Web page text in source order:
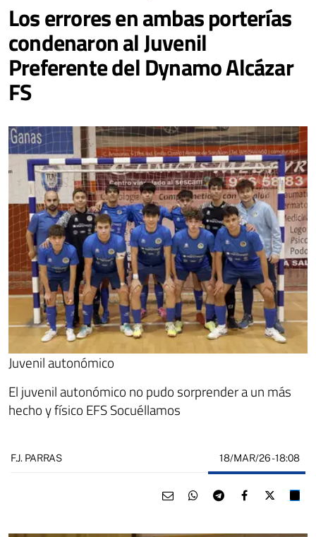
Los errores en ambas porterías
condenaron al Juvenil
Preferente del Dynamo Alcázar
FS
Juvenil autonómico
El juvenil autonómico no pudo sorprender a un más
hecho y físico EFS Socuéllamos
F.J. PARRAS 18/MAR/26- 18:08